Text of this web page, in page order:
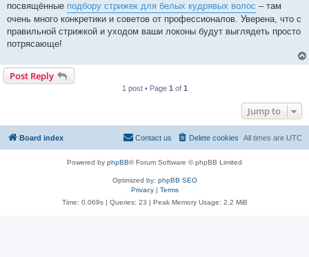
посвящённые подбору стрижек для белых кудрявых волос – там
очень много конкретики и советов от профессионалов. Уверена, что с
правильной стрижкой и уходом ваши локоны будут выглядеть просто
потрясающе!
Post Reply
1 post • Page 1 of 1
Jump to
Board index All times are UTC
Delete cookies
Contact us
Powered by phpBB® Forum Software © phpBB Limited
Optimized by: phpBB SEO
Privacy| Terms
Time: 0.069s| Queries: 23 | Peak Memory Usage: 2.2 MiB